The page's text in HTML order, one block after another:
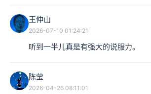
王仲山
2026-07-10 01:24:21
听到一半儿真是有强大的说服力。
陈莹
2026-04-26 08:11:01